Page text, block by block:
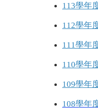
113學年
112學年
111學年
110學年
109學年
108學年